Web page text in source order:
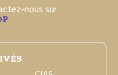
nous sur